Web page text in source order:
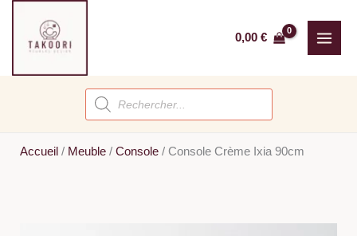
contenu
0,00 €
Recherche
de
produits
Accueil / Meuble / Console / Console Crème Ixia 90cm